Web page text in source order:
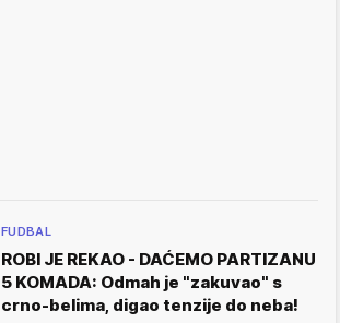
FUDBAL
ROBI JE REKAO - DAĆEMO PARTIZANU
5 KOMADA: Odmah je "zakuvao" s
crno-belima, digao tenzije do neba!